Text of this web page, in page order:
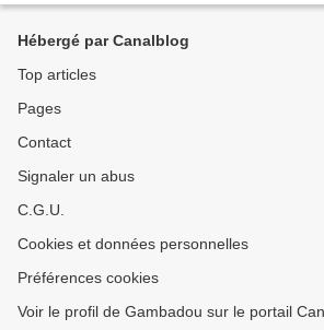
Hébergé par Canalblog
Top articles
Pages
Contact
Signaler un abus
C.G.U.
Cookies et données personnelles
Préférences cookies
Voir le profil de Gambadou sur le portail